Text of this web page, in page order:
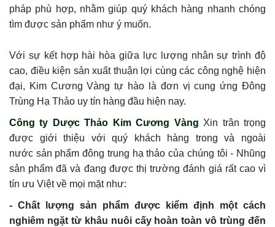
pháp phù hợp, nhằm giúp quý khách hàng nhanh chóng
tìm được sản phẩm như ý muốn.
Với sự kết hợp hài hòa giữa lực lượng nhân sự trình độ
cao, điều kiện sản xuất thuận lợi cùng các công nghệ hiện
đại, Kim Cương Vàng tự hào là đơn vị cung ứng Đông
Trùng Hạ Thảo uy tín hàng đầu hiện nay.
Công ty Dược Thảo Kim Cương Vàng Xin trân trọng
được giới thiệu với quý khách hàng trong và ngoài
nước sản phẩm đông trung hạ thảo của chúng tôi - Nhũng
sản phẩm đã và đang được thị trường đánh giá rất cao vì
tín ưu Việt về mọi mặt như:
- Chất lượng sản phẩm được kiểm định một cách
nghiêm ngặt từ khâu nuôi cấy hoàn toàn vô trùng đến